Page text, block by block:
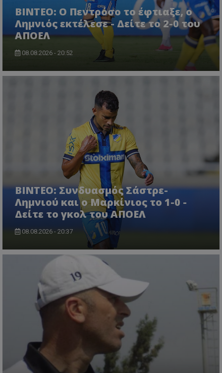
ΒΙΝΤΕΟ: Ο Πεντρόσο το έφτιαξε, ο
Λημνιός εκτέλεσε - Δείτε το 2-0 του
ΑΠΟΕΛ
08.08.2026 - 20:52
ΒΙΝΤΕΟ: Συνδυασμός Σάστρε-
Λημνιού και ο Μαρκίνιος το 1-0 -
Δείτε το γκολ του ΑΠΟΕΛ
08.08.2026 - 20:37